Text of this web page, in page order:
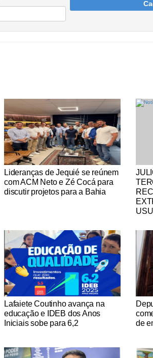
Notícias Católicas
Lideranças de Jequié se reúnem
com ACM Neto e Zé Cocá para
discutir projetos para a Bahia
Notícias Católicas
Lafaiete Coutinho avança na
educação e IDEB dos Anos
Iniciais sobe para 6,2
de